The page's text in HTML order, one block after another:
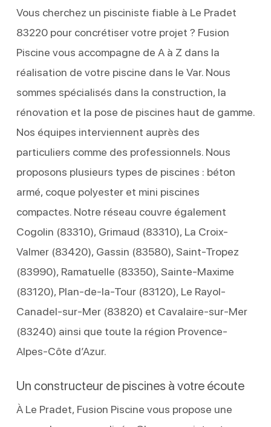
Vous cherchez un pisciniste fiable à Le Pradet
83220 pour concrétiser votre projet ? Fusion
Piscine vous accompagne de A à Z dans la
réalisation de votre piscine dans le Var. Nous
sommes spécialisés dans la construction, la
rénovation et la pose de piscines haut de gamme.
Nos équipes interviennent auprès des
particuliers comme des professionnels. Nous
proposons plusieurs types de piscines : béton
armé, coque polyester et mini piscines
compactes. Notre réseau couvre également
Cogolin (83310), Grimaud (83310), La Croix-
Valmer (83420), Gassin (83580), Saint-Tropez
(83990), Ramatuelle (83350), Sainte-Maxime
(83120), Plan-de-la-Tour (83120), Le Rayol-
Canadel-sur-Mer (83820) et Cavalaire-sur-Mer
(83240) ainsi que toute la région Provence-
Alpes-Côte d’Azur.
Un constructeur de piscines à votre écoute
À Le Pradet, Fusion Piscine vous propose une